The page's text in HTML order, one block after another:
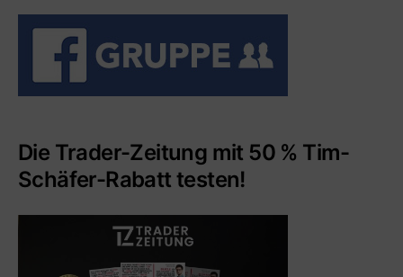
Die Trader-Zeitung mit 50 % Tim-
Schäfer-Rabatt testen!